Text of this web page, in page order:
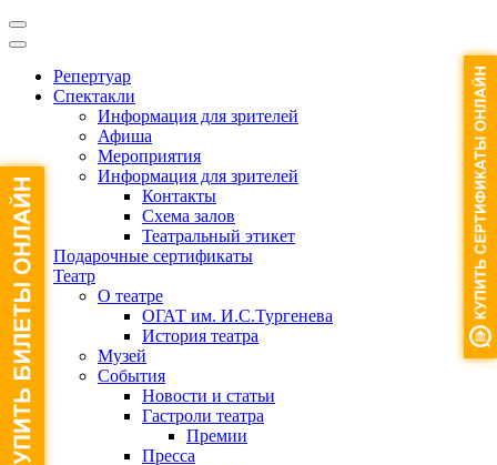
Репертуар
Спектакли
Информация для зрителей
Афиша
Мероприятия
Информация для зрителей
Контакты
Схема залов
Театральный этикет
Подарочные сертификаты
Театр
О театре
ОГАТ им. И.С.Тургенева
История театра
Музей
События
Новости и статьи
Гастроли театра
Премии
Пресса